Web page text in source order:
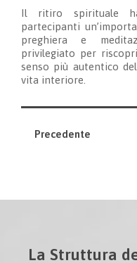
Il ritiro spirituale
partecipanti
preghiera e
privilegiato per
senso più autentico
vita interiore.
Precedente
La Struttura